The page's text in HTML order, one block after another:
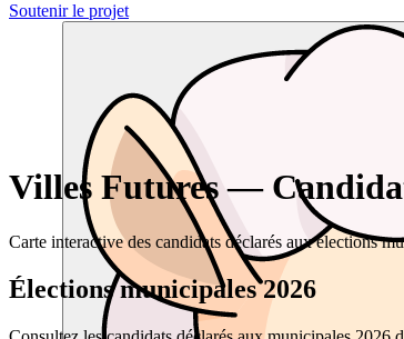
Soutenir le projet
Villes Futures —
Carte interactive des candidats déclarés aux élections
Élections municipales 2026